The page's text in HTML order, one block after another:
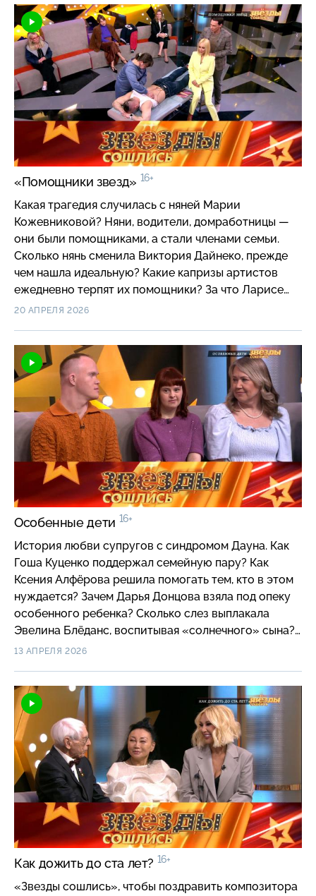
«Помощники звезд» 16+
Какая трагедия случилась с няней Марии
Кожевниковой? Няни, водители, домработницы —
они были помощниками, а стали членами семьи.
Сколько нянь сменила Виктория Дайнеко, прежде
чем нашла идеальную? Какие капризы артистов
ежедневно терпят их помощники? За что Ларисе
Рубальской достается от ее домработницы,
труд и молчание?
20 АПРЕЛЯ 2026
Особенные дети 16+
История любви супругов с синдромом Дауна. Как
Гоша Куценко поддержал семейную пару? Как
Ксения Алфёрова решила помогать тем, кто в этом
нуждается? Зачем Дарья Донцова взяла под опеку
особенного ребенка? Сколько слез выплакала
Эвелина Блёданс, воспитывая «солнечного» сына?
Почему «ранетке» Жене Огурцовой предложили
ребенком на руках? Почему Олег Кассин оставил
своего сына теще? Из-за чего диктор ЦТ Алла
Данько больше года не видела своего особенного
внука? Как парень с аутизмом стал известной
моделью и блогером?
13 АПРЕЛЯ 2026
Как дожить до ста лет? 16+
«Звезды сошлись», чтобы поздравить композитора